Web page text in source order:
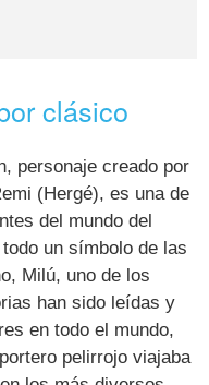
clásico
personaje creado por
(Hergé), es una de
del mundo del
un símbolo de las
Milú, uno de los
han sido leídas y
en todo el mundo,
pelirrojo viajaba